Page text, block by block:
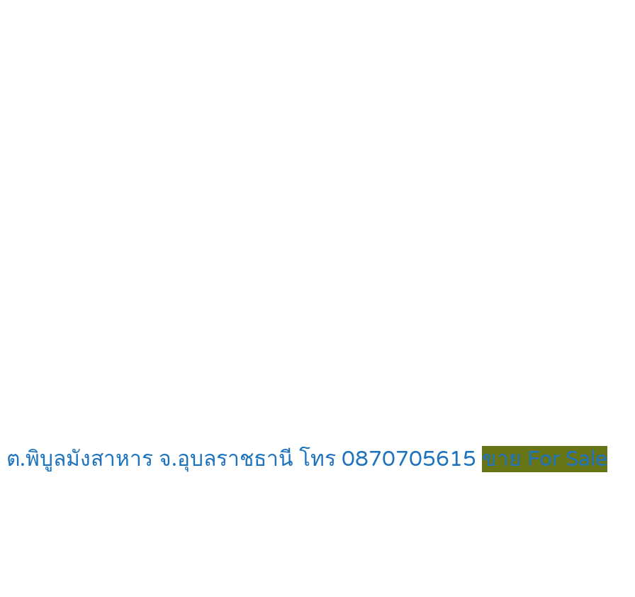
.พิบูลมังสาหาร จ.อุบลราชธานี โทร 0870705615 ขาย For Sale